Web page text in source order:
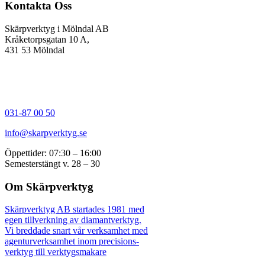
Kontakta Oss
Skärpverktyg i Mölndal AB
Kråketorpsgatan 10 A,
431 53 Mölndal
031-87 00 50
info@skarpverktyg.se
Öppettider: 07:30 – 16:00
Semesterstängt v. 28 – 30
Om Skärpverktyg
Skärpverktyg AB startades 1981 med
egen tillverkning av diamantverktyg.
Vi breddade snart vår verksamhet med
agenturverksamhet inom precisions-
verktyg till verktygsmakare